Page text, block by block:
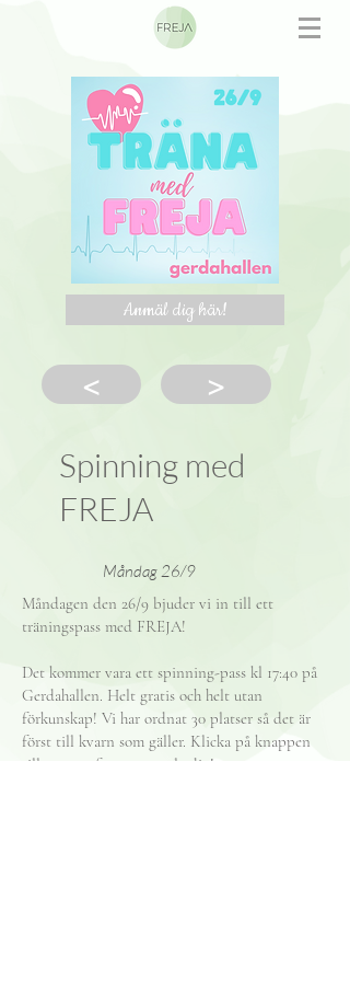
Anmäl dig här!
< >
Spinning med
FREJA
Måndag 26/9
Måndagen den 26/9 bjuder vi in till ett
träningspass med FREJA!
Det kommer vara ett spinning-pass kl 17:40 på
Gerdahallen. Helt gratis och helt utan
förkunskap! Vi har ordnat 30 platser så det är
först till kvarn som gäller. Klicka på knappen
till vänster för att anmäla dig!